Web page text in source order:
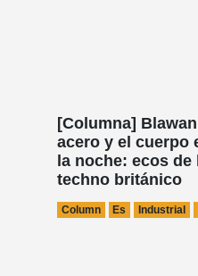
[Columna]
acero y el cuerpo
la noche: ecos de
techno británico
Column Es Industrial